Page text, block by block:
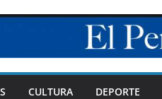
CULTURA DEPORTE